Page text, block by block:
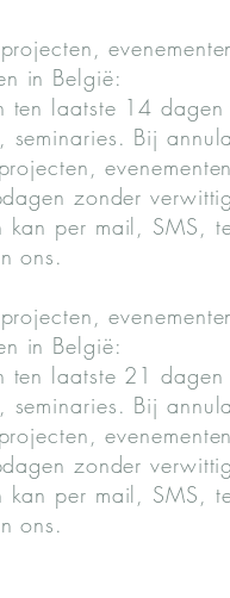
in België:
ten laatste 14
seminaries. Bij
zonder
kan per mail, SMS,
ons.
in België:
ten laatste 21
seminaries. Bij
zonder
kan per mail, SMS,
ons.